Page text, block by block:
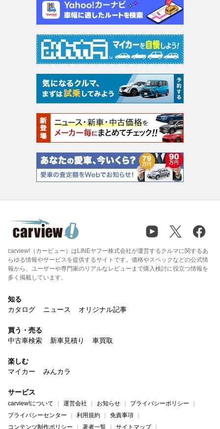
carview!（カービュー）はLINEヤフー株式会社が運営するクルマに関するあ
らゆる情報やサービスを提供するサイトです。価格やスペックなどの公式情
報から、ユーザーや専門家のリアルなレビューまで購入検討に役立つ情報を
多く掲載しています。
知る
カタログ
ニュース オリジナル記事
買う・売る
中古車検索
新車見積り 車買取
楽しむ
マイカー
みんカラ
サービス
carview!について 運営会社 お知らせ
プライバシーポリシー
プライバシーセンター
利用規約
免責事項
コンテンツ制作ポリシー
著者一覧 サイトマップ